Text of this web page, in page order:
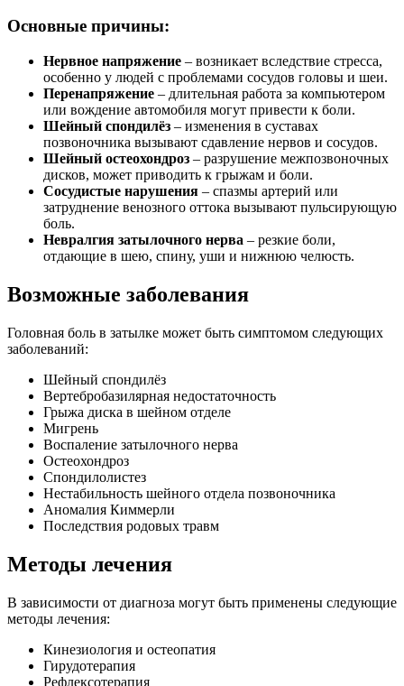
Основные причины:
Нервное напряжение – возникает вследствие стресса,
особенно у людей с проблемами сосудов головы и шеи.
Перенапряжение – длительная работа за компьютером
или вождение автомобиля могут привести к боли.
Шейный спондилёз – изменения в суставах
позвоночника вызывают сдавление нервов и сосудов.
Шейный остеохондроз – разрушение межпозвоночных
дисков, может приводить к грыжам и боли.
Сосудистые нарушения – спазмы артерий или
затруднение венозного оттока вызывают пульсирующую
боль.
Невралгия затылочного нерва – резкие боли,
отдающие в шею, спину, уши и нижнюю челюсть.
Возможные заболевания
Головная боль в затылке может быть симптомом следующих
заболеваний:
Шейный спондилёз
Вертебробазилярная недостаточность
Грыжа диска в шейном отделе
Мигрень
Воспаление затылочного нерва
Остеохондроз
Спондилолистез
Нестабильность шейного отдела позвоночника
Аномалия Киммерли
Последствия родовых травм
Методы лечения
В зависимости от диагноза могут быть применены следующие
методы лечения:
Кинезиология и остеопатия
Гирудотерапия
Рефлексотерапия